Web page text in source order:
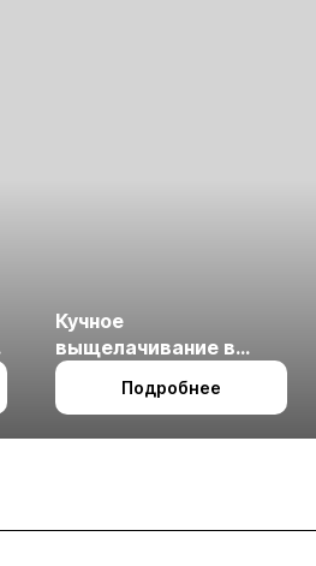
Кучное
выщелачивание в
холодном климате
Подробнее